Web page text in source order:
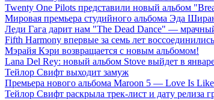
Twenty One Pilots представили новый альбом
Мировая премьера студийного альбома Эда
Леди Гага дарит нам "The Dead Dance" —
Fifth Harmony впервые за семь лет
Мэрайя Кэри возвращается с новым альбомом!
Lana Del Rey: новый альбом Stove выйдет в
Тейлор Свифт выходит замуж
Премьера нового альбома Maroon 5 — Love Is Like
Тейлор Свифт раскрыла трек-лист и дату релиза